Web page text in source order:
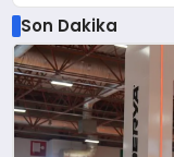
Son Dakika